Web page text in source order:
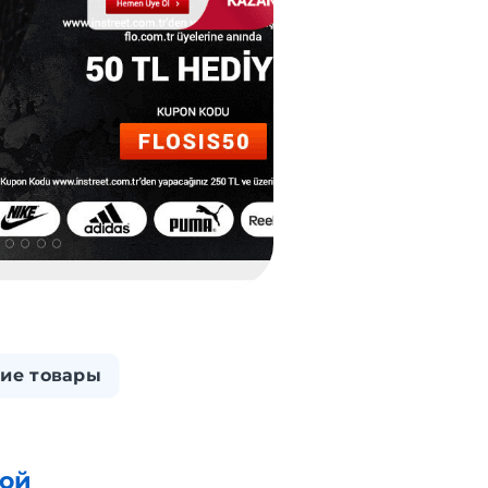
товары